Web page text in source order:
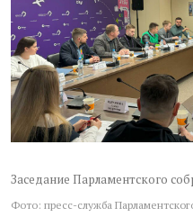
Заседание Парламентского
Фото: пресс-служба